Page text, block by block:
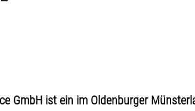
GmbH ist ein im Oldenburger